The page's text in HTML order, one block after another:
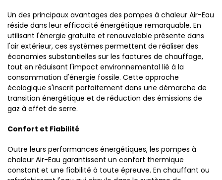
Un des principaux avantages des pompes à chaleur Air-Eau
réside dans leur efficacité énergétique remarquable. En
utilisant l'énergie gratuite et renouvelable présente dans
l'air extérieur, ces systèmes permettent de réaliser des
économies substantielles sur les factures de chauffage,
tout en réduisant l'impact environnemental lié à la
consommation d'énergie fossile. Cette approche
écologique s'inscrit parfaitement dans une démarche de
transition énergétique et de réduction des émissions de
gaz à effet de serre.
Confort et Fiabilité
Outre leurs performances énergétiques, les pompes à
chaleur Air-Eau garantissent un confort thermique
constant et une fiabilité à toute épreuve. En chauffant ou